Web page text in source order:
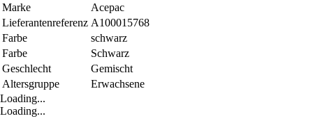
Marke
Acepac
Lieferantenreferenz A100015768
Farbe
schwarz
Farbe
Schwarz
Geschlecht
Gemischt
Altersgruppe
Erwachsene
Loading...
Loading...